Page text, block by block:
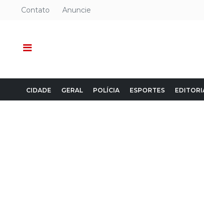
Contato Anuncie
CIDADE GERAL POLÍCIA ESPORTES